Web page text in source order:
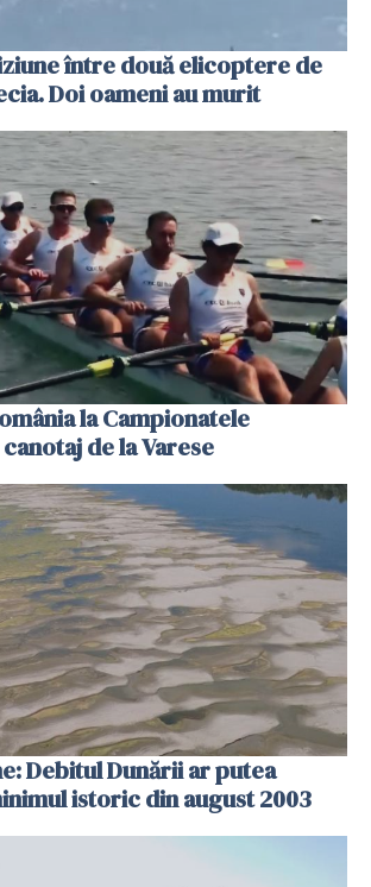
între două elicoptere de
Doi oameni au murit
la Campionatele
de la Varese
Debitul Dunării ar putea
istoric din august 2003